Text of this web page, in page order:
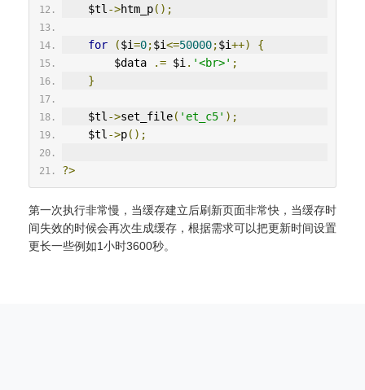
    $tl
->htm_p();
for ($i=0;$i<=50000;$i++)
{
        $data
.= $i . '<br>' ;
}
    $tl
->set_file( 'et_c5' );
    $tl
->p();
?>
第一次执行非常慢，当缓存建立后刷新页面非常快，当缓存时
间失效的时候会再次生成缓存，根据需求可以把更新时间设置
更长一些例如1小时3600秒。